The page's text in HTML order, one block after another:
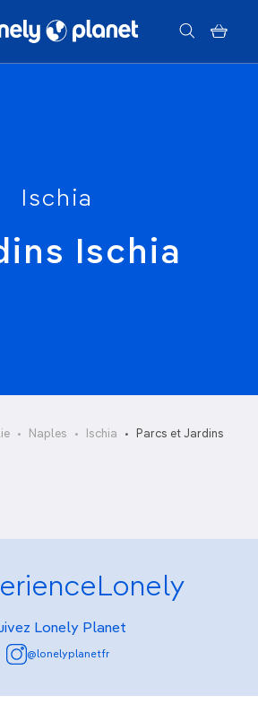
Ischia
Ischia
Naples Ischia Parcs et Jardins
Giardini Ravino
Lonely Planet
@lonelyplanetfr